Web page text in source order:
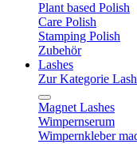
Plant based Polish
Care Polish
Stamping Polish
Zubehör
Lashes
Zur Kategorie
Magnet Lashes
Wimpernserum
Wimpernkleber